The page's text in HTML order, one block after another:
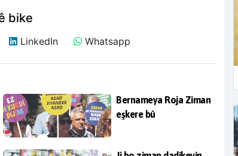
bike
LinkedIn Whatsapp
Bernameya Roja Ziman
eşkere bû